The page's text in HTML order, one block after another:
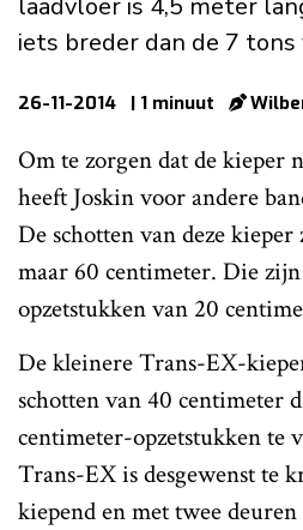
iets breder dan de 7 tons
26-11-2014 | 1 minuut
Om te zorgen dat de kieper
heeft Joskin voor andere
De schotten van deze
maar 60 centimeter. Die
opzetstukken van 20
De kleinere Trans-EX-
schotten van 40 centimeter
centimeter-opzetstukken te
Trans-EX is desgewenst te
kiepend en met twee